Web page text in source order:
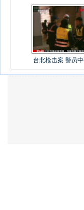
台北枪击案 警员中